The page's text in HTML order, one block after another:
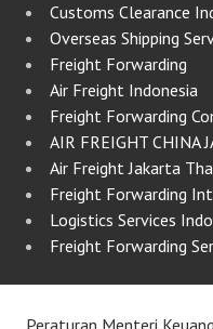
Customs Clearance
Overseas Shipping
Freight Forwarding
Air Freight Indonesia
Freight Forwarding
AIR FREIGHT CHINA
Air Freight Jakarta
Freight Forwarding
Logistics Services
Freight Forwarding